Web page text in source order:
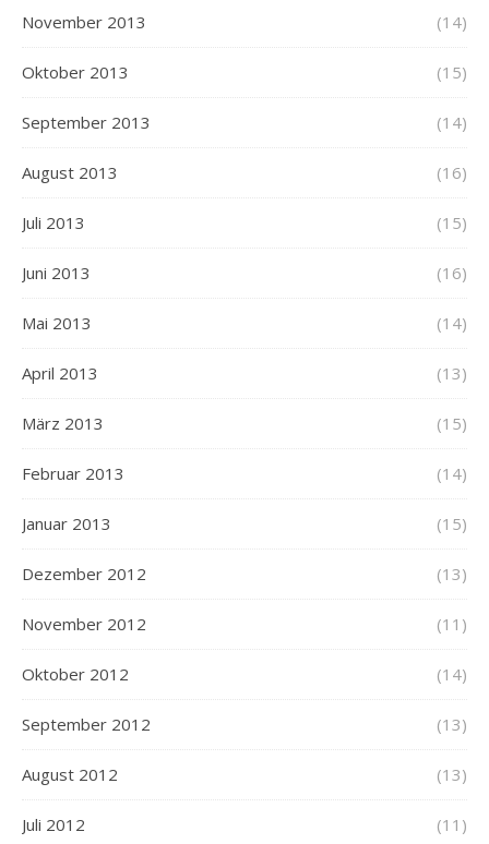
November 2013 (14)
Oktober 2013 (15)
September 2013 (14)
August 2013 (16)
Juli 2013 (15)
Juni 2013 (16)
Mai 2013 (14)
April 2013 (13)
März 2013 (15)
Februar 2013 (14)
Januar 2013 (15)
Dezember 2012 (13)
November 2012 (11)
Oktober 2012 (14)
September 2012 (13)
August 2012 (13)
Juli 2012 (11)